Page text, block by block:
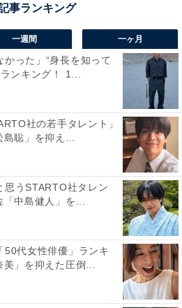
た。
モチーフにした商品がかわい
り付けが独特で驚きました！」
「箱根や小田原への観光ルート
ライブの拠点として非常に便利
知県）、「足柄牛を使った豪華
年の締めくくりや始まりに相応
からです」（30代男性／東京
ました。
一週間 一ヶ月
かった」“身長を知って
ンキング！ 1...
社の若手タレント」
聡」を抑え...
思うSTARTO社タレン
中島健人」を...
50代女性俳優」ランキ
」を抑えた圧倒...